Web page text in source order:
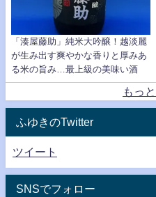
「湊屋藤助」純米大吟醸！越淡麗
が生み出す爽やかな香りと厚みあ
る米の旨み…最上級の美味い酒
もっ
ふゆきのTwitter
ツイート
SNSでフォロー